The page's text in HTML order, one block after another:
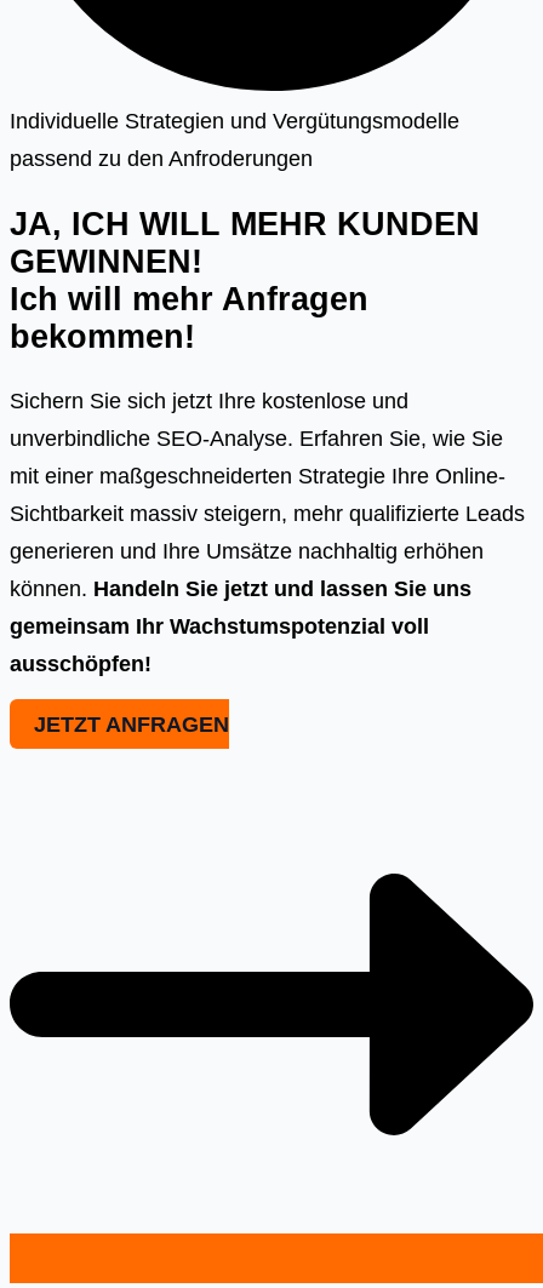
Individuelle Strategien und Vergütungsmodelle
passend zu den Anfroderungen
JA, ICH WILL MEHR KUNDEN
GEWINNEN!
Ich will mehr Anfragen
bekommen!
Sichern Sie sich jetzt Ihre kostenlose und
unverbindliche SEO-Analyse. Erfahren Sie, wie Sie
mit einer maßgeschneiderten Strategie Ihre Online-
Sichtbarkeit massiv steigern, mehr qualifizierte Leads
generieren und Ihre Umsätze nachhaltig erhöhen
können. Handeln Sie jetzt und lassen Sie uns
gemeinsam Ihr Wachstumspotenzial voll
ausschöpfen!
JETZT ANFRAGEN